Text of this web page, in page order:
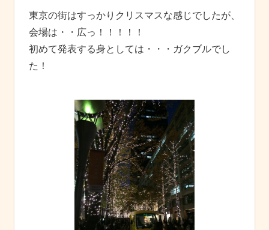
東京の街はすっかりクリスマスな感じでしたが、
会場は・・広っ！！！！！
初めて発表する身としては・・・ガクブルでし
た！